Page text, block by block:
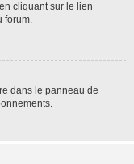
cliquant sur le lien
forum.
dans le panneau de